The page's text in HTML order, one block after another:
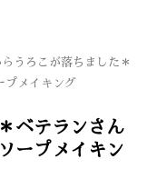
らうろこが落ちました＊
プメイキング
ベテランさん
ープメイキン